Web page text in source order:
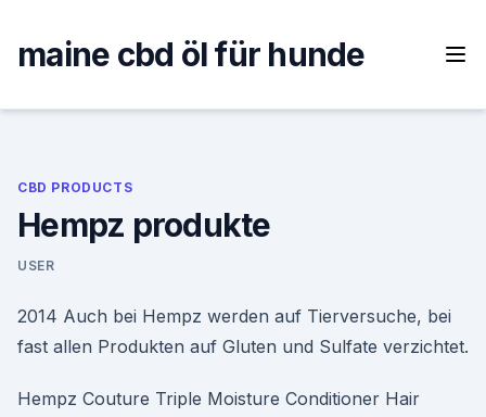
content
maine cbd öl für hunde
CBD PRODUCTS
Hempz produkte
USER
2014 Auch bei Hempz werden auf Tierversuche, bei
fast allen Produkten auf Gluten und Sulfate verzichtet.
Hempz Couture Triple Moisture Conditioner Hair